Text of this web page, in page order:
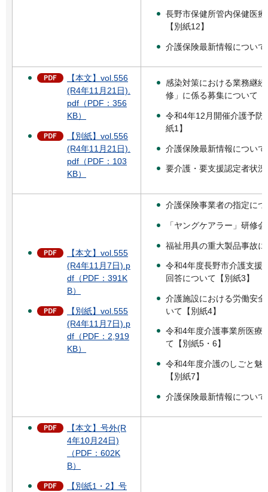
長野市保健所管内保健医
【別紙12】
介護保険最新情報について
【本文】vol.556
(R4年11月21日).
pdf（PDF：356
KB）
【別紙】vol.556
(R4年11月21日).
pdf（PDF：103
KB）
感染対策における業務継
修」に係る募集について
令和4年12月開催介護予防
紙1】
介護保険最新情報について
要介護・要支援認定者状
【本文】vol.555
(R4年11月7日).p
df（PDF：391K
B）
【別紙】vol.555
(R4年11月7日).p
df（PDF：2,919
KB）
介護保険事業者の指定につ
「ヤングケアラー」研修
福祉用具の重大製品事故
令和4年度長野市介護支援
回答について【別紙3】
介護施設における労働安
いて【別紙4】
令和4年度介護事業所医療
て【別紙5・6】
令和4年度介護のしごと魅
【別紙7】
介護保険最新情報について
【本文】号外(R
4年10月24日)
（PDF：602K
B）
【別紙1・2】号